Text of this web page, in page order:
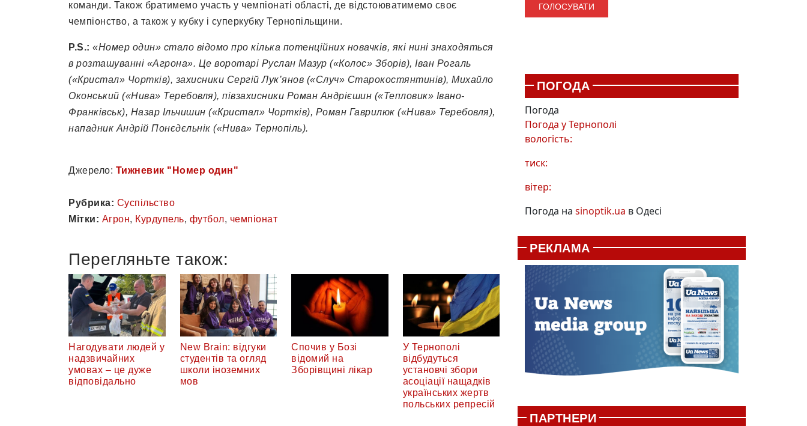
команди. Також братимемо участь у чемпіонаті області, де відстоюватимемо своє
чемпіонство, а також у кубку і суперкубку Тернопільщини.
P.S.: «Номер один» стало відомо про кілька потенційних новачків, які нині знаходяться
в розташуванні «Агрона». Це воротарі Руслан Мазур («Колос» Зборів), Іван Рогаль
(«Кристал» Чортків), захисники Сергій Лук’янов («Случ» Старокостянтинів), Михайло
Оконський («Нива» Теребовля), півзахисники Роман Андрієшин («Тепловик» Івано-
Франківськ), Назар Ільчишин («Кристал» Чортків), Роман Гаврилюк («Нива» Теребовля),
нападник Андрій Понєдєльнік («Нива» Тернопіль).
Джерело: Тижневик "Номер один"
Рубрика: Суспільство
Мітки: Агрон, Курдупель, футбол, чемпіонат
Перегляньте також:
Нагодувати людей у
надзвичайних
умовах – це дуже
відповідально
New Brain: відгуки
студентів та огляд
школи іноземних
мов
Спочив у Бозі
відомий на
Зборівщині лікар
У Тернополі
відбудуться
установчі збори
асоціації нащадків
українських жертв
польських репресій
ПОГОДА
Погода
Погода уТернополі
вологість:
тиск:
вітер:
Погода на sinoptik.ua в Одесі
РЕКЛАМА
ПАРТНЕРИ